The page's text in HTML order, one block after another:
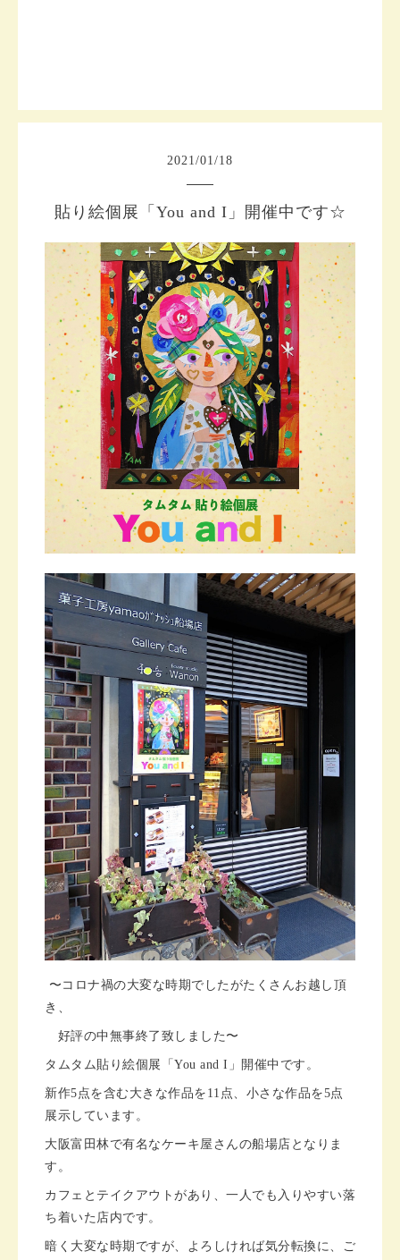
2021 /01 /18
貼り絵個展「You and I」開催中です☆
〜コロナ禍の大変な時期でしたがたくさんお越し頂
き、
好評の中無事終了致しました〜
タムタム貼り絵個展「You and I」開催中です。
新作5点を含む大きな作品を11点、小さな作品を5点
展示しています。
大阪富田林で有名なケーキ屋さんの船場店となりま
す。
カフェとテイクアウトがあり、一人でも入りやすい落
ち着いた店内です。
暗く大変な時期ですが、よろしければ気分転換に、ご